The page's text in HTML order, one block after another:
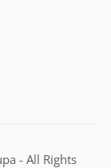
- All Rights